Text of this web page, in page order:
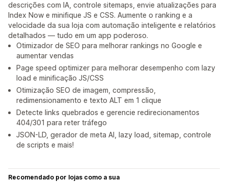
descrições com IA, controle sitemaps, envie atualizações para
Index Now e minifique JS e CSS. Aumente o ranking e a
velocidade da sua loja com automação inteligente e relatórios
detalhados — tudo em um app poderoso.
Otimizador de SEO para melhorar rankings no Google e
aumentar vendas
Page speed optimizer para melhorar desempenho com lazy
load e minificação JS/CSS
Otimização SEO de imagem, compressão,
redimensionamento e texto ALT em 1 clique
Detecte links quebrados e gerencie redirecionamentos
404/301 para reter tráfego
JSON-LD, gerador de meta AI, lazy load, sitemap, controle
de scripts e mais!
Recomendado por lojas como a sua